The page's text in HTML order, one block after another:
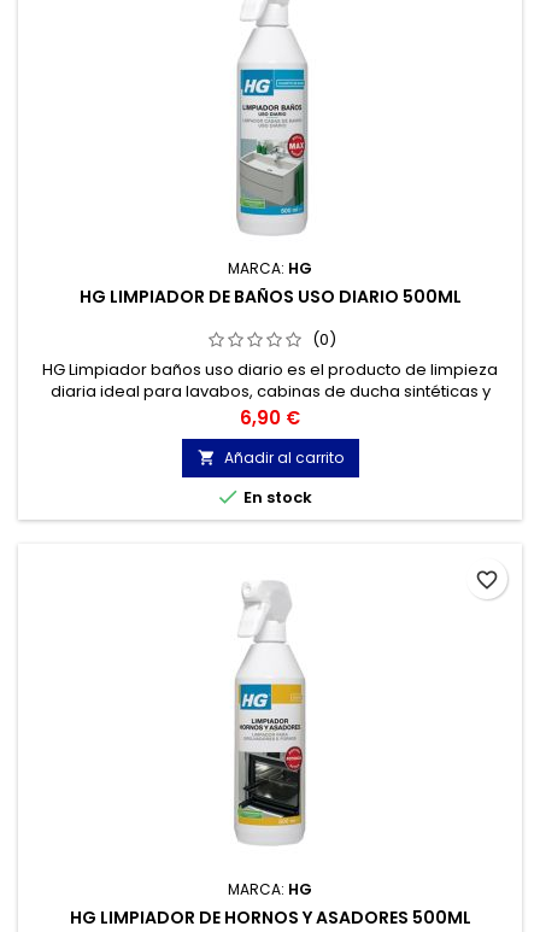
MARCA: HG
HG LIMPIADOR DE BAÑOS USO DIARIO 500ML
(0)
HG Limpiador baños uso diario es el producto de limpieza
diaria ideal para lavabos, cabinas de ducha sintéticas y
paredes de azulejos.
Precio
6,90 €
 Añadir al carrito
 En stock
MARCA: HG
HG LIMPIADOR DE HORNOS Y ASADORES 500ML
favorite_border